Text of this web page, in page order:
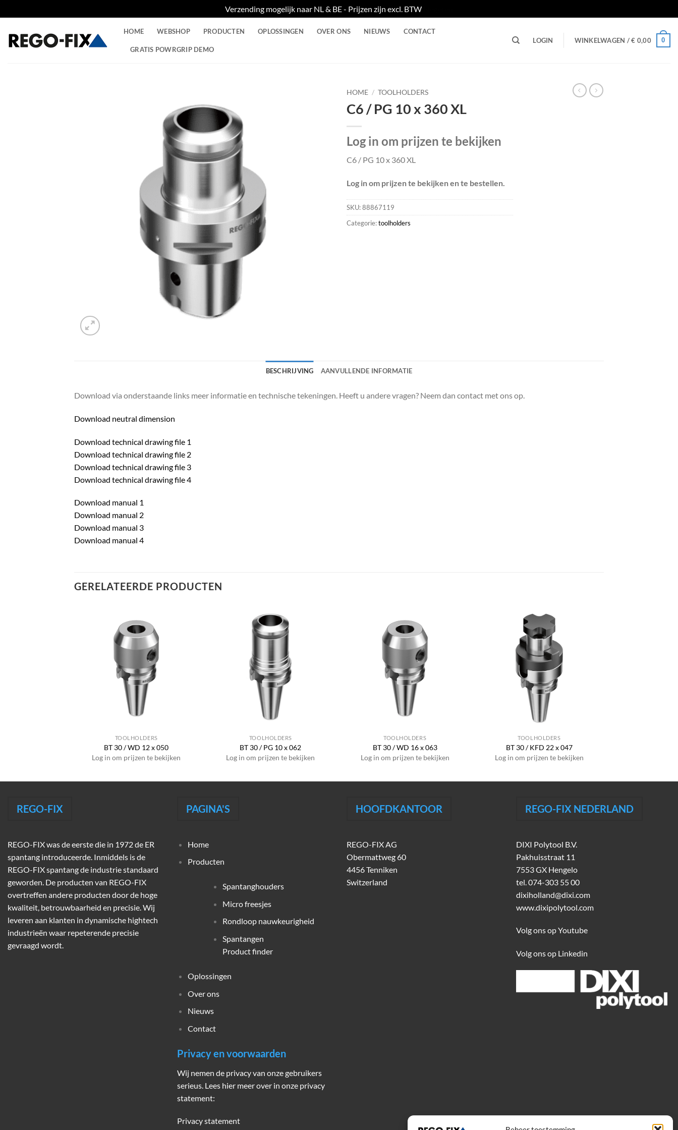
Verzending mogelijk naar NL & BE - Prijzen zijn excl. BTW
naar
inhoud
HOME WEBSHOP PRODUCTEN OPLOSSINGEN OVER ONS NIEUWS CONTACT
GRATIS POWRGRIP DEMO
LOGIN WINKELWAGEN /€ 0,00 0
HOME / TOOLHOLDERS
C6 / PG 10 x 360 XL
Log in om prijzen te bekijken
C6 / PG 10 x 360 XL
Log in om prijzen te bekijken en te bestellen.
SKU:88867119
Categorie:toolholders
BESCHRIJVING AANVULLENDE INFORMATIE
Download via onderstaande links meer informatie en technische tekeningen. Heeft u andere vragen? Neem dan contact met ons op.
Download neutral dimension
Download technical drawing file 1
Download technical drawing file 2
Download technical drawing file 3
Download technical drawing file 4
Download manual 1
Download manual 2
Download manual 3
Download manual 4
GERELATEERDE PRODUCTEN
TOOLHOLDERS
BT 30 / WD 12 x 050
Log in om prijzen te bekijken
TOOLHOLDERS
BT 30 / PG 10 x 062
Log in om prijzen te bekijken
TOOLHOLDERS
BT 30 / WD 16 x 063
Log in om prijzen te bekijken
TOOLHOLDERS
BT 30 / KFD 22 x 047
Log in om prijzen te bekijken
REGO-FIX
REGO-FIX was de eerste die in 1972 de ER
spantang introduceerde. Inmiddels is de
REGO-FIX spantang de industrie standaard
geworden. De producten van REGO-FIX
overtreffen andere producten door de hoge
kwaliteit, betrouwbaarheid en precisie. Wij
leveren aan klanten in dynamische hightech
industrieën waar repeterende precisie
gevraagd wordt.
PAGINA'S
Home
Producten
Spantanghouders
Micro freesjes
Rondloop nauwkeurigheid
Spantangen
Product finder
Oplossingen
Over ons
Nieuws
Contact
Privacy en voorwaarden
Wij nemen de privacy van onze gebruikers
serieus. Lees hier meer over in onze privacy
statement:
Privacy statement
HOOFDKANTOOR
REGO-FIX AG
Obermattweg 60
4456 Tenniken
Switzerland
REGO-FIX NEDERLAND
DIXI Polytool B.V.
Pakhuisstraat 11
7553 GX Hengelo
tel. 074-303 55 00
dixiholland@dixi.com
www.dixipolytool.com
Volg ons op Youtube
Volg ons op Linkedin